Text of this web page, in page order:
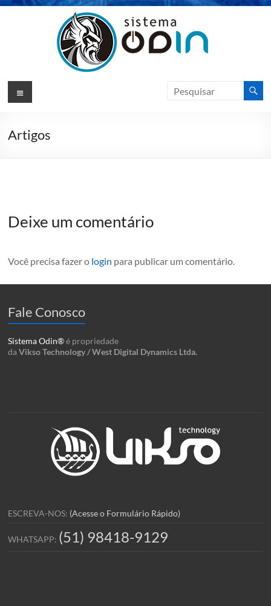
Sistema
ERP
VIKSO
Technology
Menu
Artigos
Deixe um comentário
Você precisa fazer o login para publicar um comentário.
Fale Conosco
Sistema Odin®é propriedade
daVikso Technology / West Digital Dynamics Ltda.
ESCREVA-NOS: (Acesse o Formulário Rápido)
WHATSAPP: (51) 98418-9129